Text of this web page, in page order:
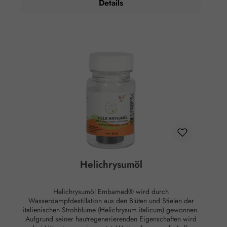
Fichtennadelöl Tirol ohne Zusätze.
Details
Helichrysumöl
Helichrysumöl Embamed® wird durch
Wasserdampfdestillation aus den Blüten und Stielen der
italienischen Strohblume (Helichrysum italicum) gewonnen.
Aufgrund seiner hautregenerierenden Eigenschaften wird